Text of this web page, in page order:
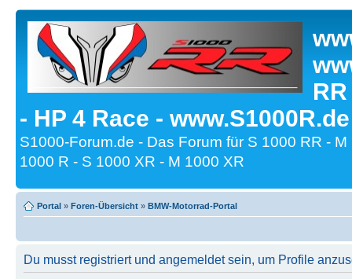
- HP 4 Race -
S1000-Forum.de - Das Forum für S 1000 RR -
1000 R - S 1000 XR - M 1000 XR
Portal » Foren-Übersicht » BMW-Motorrad-Portal
Du musst registriert und angemeldet sein, um Profile